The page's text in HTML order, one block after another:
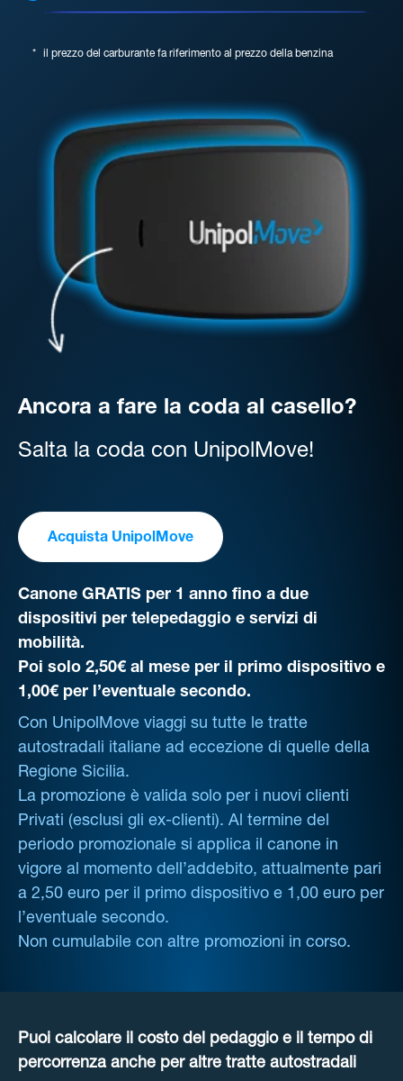
* il prezzo del carburante fa riferimento al prezzo della benzina
Ancora a fare la coda al casello?
Salta la coda con UnipolMove!
Acquista UnipolMove
Canone GRATIS per 1 anno fino a due
dispositivi per telepedaggio e servizi di
mobilità.
Poi solo 2,50€ al mese per il primo dispositivo e
1,00€ per l’eventuale secondo.
Con UnipolMove viaggi su tutte le tratte
autostradali italiane ad eccezione di quelle della
Regione Sicilia.
La promozione è valida solo per i nuovi clienti
Privati (esclusi gli ex-clienti). Al termine del
periodo promozionale si applica il canone in
vigore al momento dell’addebito, attualmente pari
a 2,50 euro per il primo dispositivo e 1,00 euro per
l’eventuale secondo.
Non cumulabile con altre promozioni in corso.
Puoi calcolare il costo del pedaggio e il tempo di
percorrenza anche per altre tratte autostradali